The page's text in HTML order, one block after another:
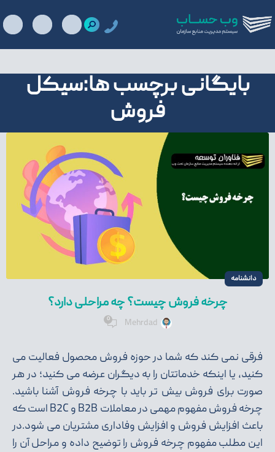
بایگانی برچسب ها:سیکل
فروش
دانشنامه
چرخه فروش چیست؟ چه مراحلی دارد؟
Mehrdad
0
فرقی نمی کند که شما در حوزه فروش محصول فعالیت می
کنید، یا اینکه خدماتتان را به دیگران عرضه می کنید؛ در هر
صورت برای فروش بیش تر باید با چرخه فروش آشنا باشید.
چرخه فروش مفهوم مهمی در معاملات B2B و B2C است که
باعث افزایش فروش و افزایش وفاداری مشتریان می شود.در
این مطلب مفهوم چرخه فروش را توضیح داده و مراحل آن را